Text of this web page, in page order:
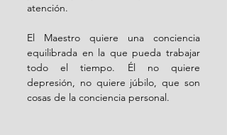
atención.
El Maestro quiere una conciencia
equilibrada en la que pueda trabajar
todo el tiempo. Él no quiere
depresión, no quiere júbilo, que son
cosas de la conciencia personal.